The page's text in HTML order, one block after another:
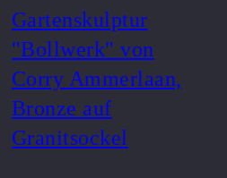
Gartenskulptur
"Bollwerk" von
Corry Ammerlaan,
Bronze auf
Granitsockel